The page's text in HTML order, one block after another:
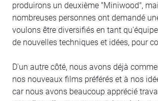
produirons un deuxième "Miniwood",
nombreuses personnes ont demandé
voulons être diversifiés en tant
de nouvelles techniques et idées, pour
D'un autre côté, nous avons déjà
nos nouveaux films préférés et à nos
car nous avons beaucoup apprécié